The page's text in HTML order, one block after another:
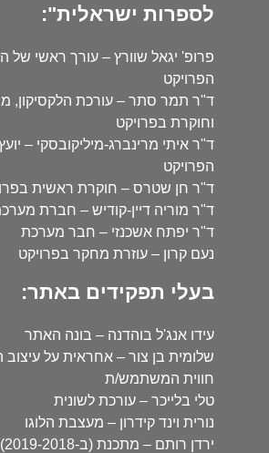
לספרות ישראלית":
פרופ' יגאל שוורץ – עורך ראשי של
הפרויקט
ד"ר תמר סתר – עורכת הלקסיקון,
וחוקרת בפרויקט
ד"ר איתי מרינברג-מיליקובסקי –
הפרויקט
ד"ר חן שטרס – חוקרת ראשית
ד"ר מוריה דיין-קודיש – חברת
ד"ר יפתח אשכנזי – חבר מערכת
נעם קרון – עוזרת מחקר בפרויקט
בעלי תפקידים באתר:
עידו אנג'ל בוהדנה – בונה האתר
שלומית בן צור – אחראית על עיצוב
חווית המשתמש/ת
טלי בלייכר – עורכת לשונית
נורית וינד קידרון – מעצבת הלוגו
ירדן רותם – מתכנת (ב-2019-2018)